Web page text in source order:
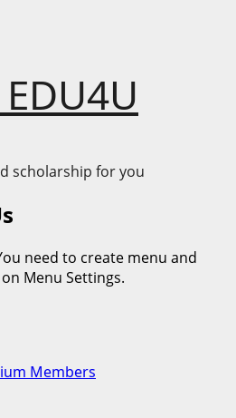
scholarship for you
need to create menu and
Menu Settings.
Members